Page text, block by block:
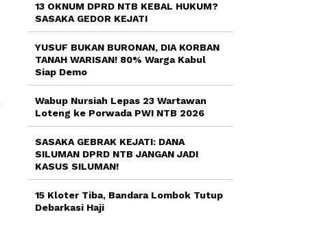
13 OKNUM DPRD NTB KEBAL HUKUM?
SASAKA GEDOR KEJATI
YUSUF BUKAN BURONAN, DIA KORBAN
TANAH WARISAN! 80% Warga Kabul
Siap Demo
Wabup Nursiah Lepas 23 Wartawan
Loteng ke Porwada PWI NTB 2026
SASAKA GEBRAK KEJATI: DANA
SILUMAN DPRD NTB JANGAN JADI
KASUS SILUMAN!
15 Kloter Tiba, Bandara Lombok Tutup
Debarkasi Haji